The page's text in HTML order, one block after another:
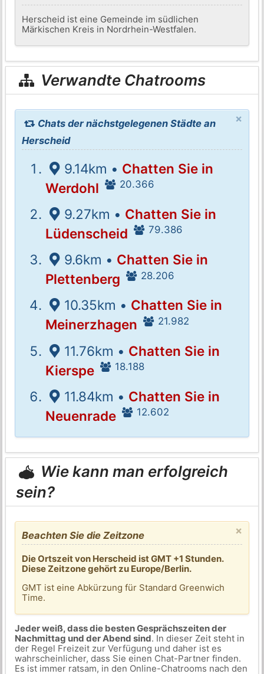
Herscheid ist eine Gemeinde im südlichen
Märkischen Kreis in Nordrhein-Westfalen.
Verwandte Chatrooms
×
Chats der nächstgelegenen Städte an
Herscheid
9.14km • Chatten Sie in
Werdohl
20.366
9.27km • Chatten Sie in
Lüdenscheid
79.386
9.6km • Chatten Sie in
Plettenberg
28.206
10.35km • Chatten Sie in
Meinerzhagen
21.982
11.76km • Chatten Sie in
Kierspe
18.188
11.84km • Chatten Sie in
Neuenrade
12.602
Wie kann man erfolgreich
sein?
×
Beachten Sie die Zeitzone
Die Ortszeit von Herscheid ist GMT +1 Stunden.
Diese Zeitzone gehört zu Europe/Berlin.
GMT ist eine Abkürzung für Standard Greenwich
Time.
Jeder weiß, dass die besten Gesprächszeiten der
Nachmittag und der Abend sind. In dieser Zeit steht in
der Regel Freizeit zur Verfügung und daher ist es
wahrscheinlicher, dass Sie einen Chat-Partner finden.
Es ist immer ratsam, in den Online-Chatrooms nach den